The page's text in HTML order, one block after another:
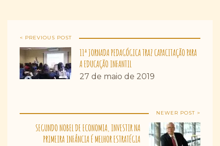
< PREVIOUS POST
11ª JORNADA PEDAGÓGICA TRAZ CAPACITAÇÃO PARA
A EDUCAÇÃO INFANTIL
27 de maio de 2019
NEWER POST >
SEGUNDO NOBEL DE ECONOMIA, INVESTIR NA
PRIMEIRA INFÂNCIA É MELHOR ESTRATÉGIA